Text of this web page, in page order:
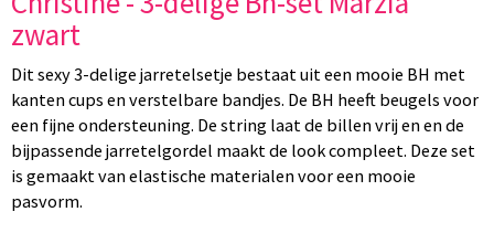
zwart
Dit sexy 3-delige jarretelsetje bestaat uit een mooie BH met
kanten cups en verstelbare bandjes. De BH heeft beugels voor
een fijne ondersteuning. De string laat de billen vrij en en de
bijpassende jarretelgordel maakt de look compleet. Deze set
is gemaakt van elastische materialen voor een mooie
pasvorm.